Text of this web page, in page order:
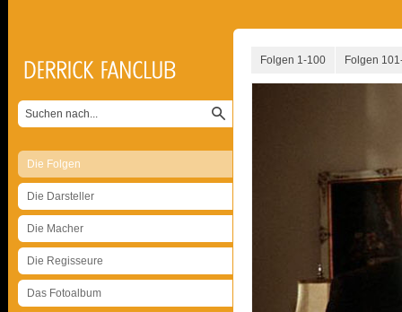
Die Folgen
Die Darsteller
Die Macher
Die Regisseure
Das Fotoalbum
Folgen 1-100 Folgen